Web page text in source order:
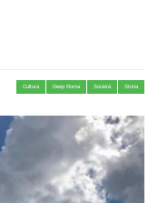
Cultura Deep Roma Società Storia